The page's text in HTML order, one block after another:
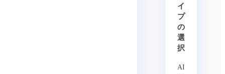
イ
プ
の
選
択
AI